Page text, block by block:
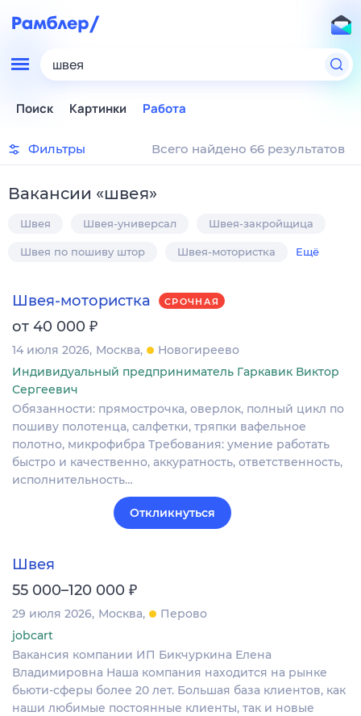
швея
Поиск Картинки Работа
Фильтры Всего найдено 66 результатов
Вакансии «швея»
Швея Швея-универсал Швея-закройщица
Швея по пошиву штор Швея-мотористка Ещё
Швея-мотористка СРОЧНАЯ
от 40 000 ₽
14 июля 2026 Москва
Новогиреево
Индивидуальный предприниматель Гаркавик Виктор
Сергеевич
Обязанности: прямострочка, оверлок, полный цикл по
пошиву полотенца, салфетки, тряпки вафельное
полотно, микрофибра Требования: умение работать
быстро и качественно, аккуратность, ответственность,
исполнительность…
Откликнуться
Швея
55 000–120 000 ₽
29 июля 2026 Москва
Перово
jobcart
Вакансия компании ИП Бикчуркина Елена
Владимировна Наша компания находится на рынке
бьюти-сферы более 20 лет. Большая база клиентов, как
наши любимые постоянные клиенты, так и новые